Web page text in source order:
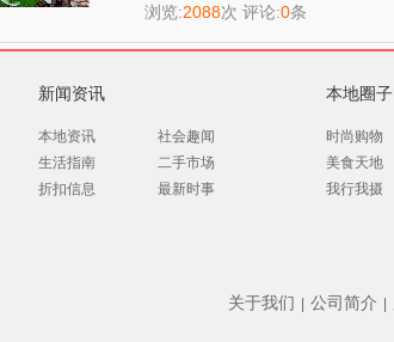
浏览:2088次 评论:0条
新闻资讯
本地资讯
社会趣闻
生活指南
二手市场
折扣信息
最新时事
本地圈子
时尚购物
美食天地
我行我摄
关于我们 公司简介